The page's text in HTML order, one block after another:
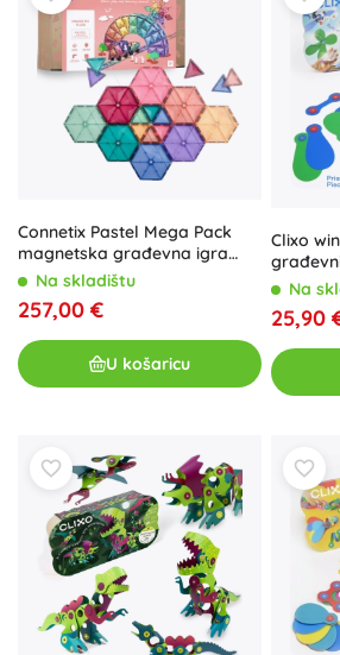
Connetix Pastel Mega Pack
magnetska građevna igra
202 dijela
Na skladištu
257,00 €
U košaricu
Clixo
Na
25,90